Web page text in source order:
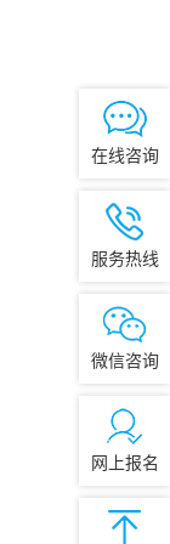
在线咨询
服务热线
微信咨询
网上报名